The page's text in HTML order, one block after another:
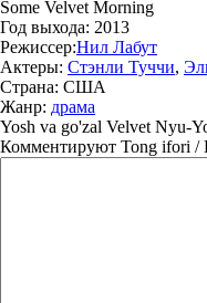
Some Velvet Morning
Год выхода: 2013
Режиссер:Нил Лабут
Актеры: Стэнли Туччи,
Страна: США
Жанр: драма
Yosh va go'zal Velvet Nyu-
Комментируют Tong ifori /